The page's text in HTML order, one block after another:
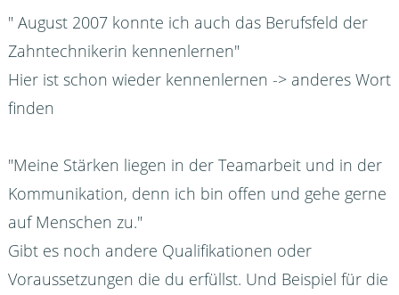
" August 2007 konnte ich auch das Berufsfeld der
Zahntechnikerin kennenlernen"
Hier ist schon wieder kennenlernen -> anderes Wort
finden
"Meine Stärken liegen in der Teamarbeit und in der
Kommunikation, denn ich bin offen und gehe gerne
auf Menschen zu."
Gibt es noch andere Qualifikationen oder
Voraussetzungen die du erfüllst. Und Beispiel für die